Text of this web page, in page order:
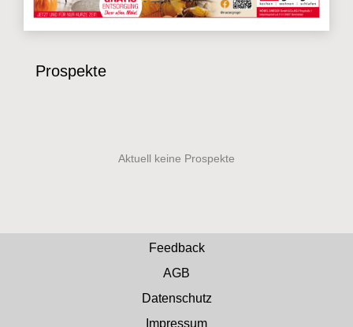
Prospekte
Feedback
AGB
Datenschutz
Impressum